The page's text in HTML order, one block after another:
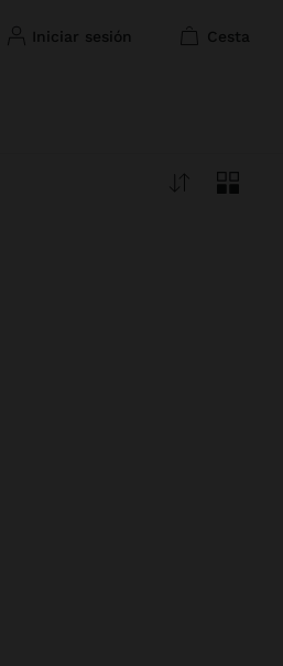
iniciar sesión cesta